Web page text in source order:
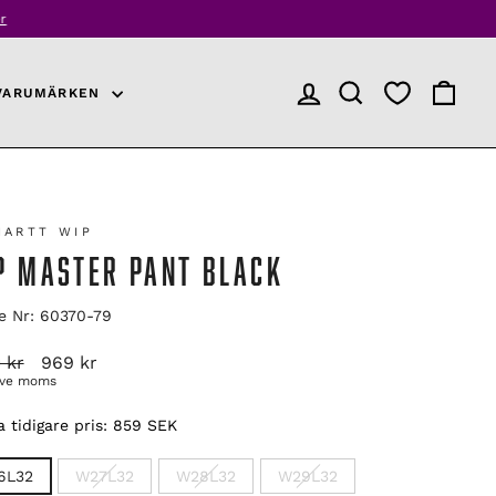
LOGGA INPRODUKTSÖKNING
WIP
MASTER PANT BLACK
Nr: 60370-79
kr Reapris
969 kr
moms
tidigare pris: 859 SEK
W27L32 W28L32 W29L32